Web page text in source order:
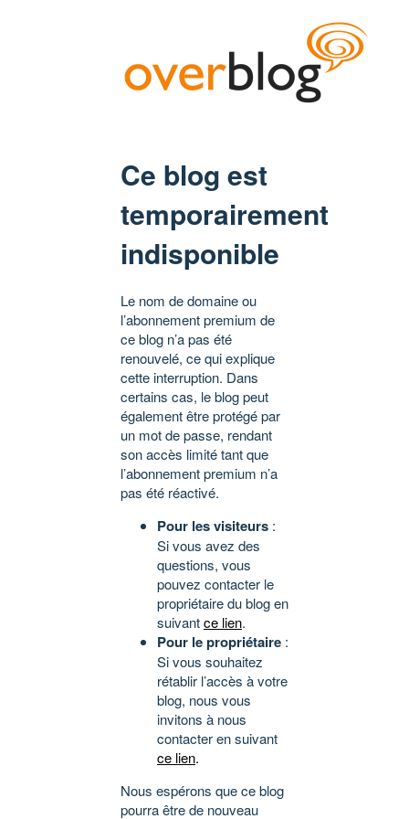
Ce blog est
temporairement
indisponible
Le nom de domaine ou
l’abonnement premium de
ce blog n’a pas été
renouvelé, ce qui explique
cette interruption. Dans
certains cas, le blog peut
également être protégé par
un mot de passe, rendant
son accès limité tant que
l’abonnement premium n’a
pas été réactivé.
Pour les visiteurs :
Si vous avez des
questions, vous
pouvez contacter le
propriétaire du blog en
suivantce lien.
Pour le propriétaire :
Si vous souhaitez
rétablir l’accès à votre
blog, nous vous
invitons à nous
contacter en suivant
ce lien.
Nous espérons que ce blog
pourra être de nouveau